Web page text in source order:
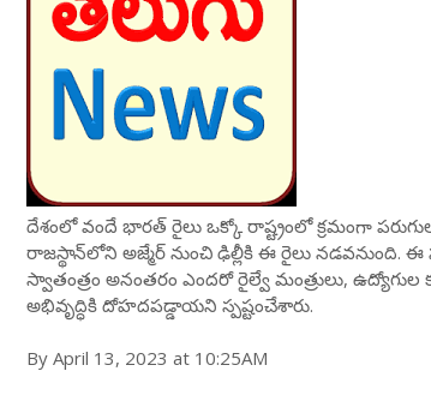
దేశంలో వందే భారత్ రైలు ఒక్కో రాష్ట్రంలో క్రమంగా
రాజస్థాన్‌లోని అజ్మేర్ నుంచి ఢిల్లీకి ఈ రైలు నడవనుంది.
స్వాతంత్రం అనంతరం ఎందరో రైల్వే మంత్రులు, ఉద్యోగుల
అభివృద్ధికి దోహదపడ్డాయని స్పష్టంచేశారు.
By April 13, 2023 at 10:25AM